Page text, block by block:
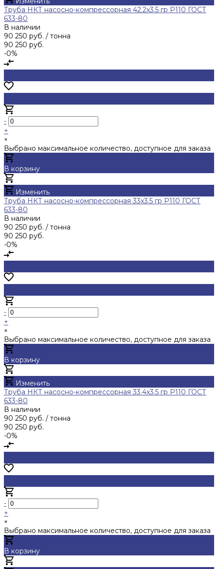
Труба НКТ насосно-компрессорная 42.2х3.5 гр Р110 ГОСТ
633-80
В наличии
90 250 руб. / тонна
90 250 руб.
-0%
-
+
×
Выбрано максимальное количество, доступное для заказа
В корзину
Изменить
Труба НКТ насосно-компрессорная 33х3.5 гр Р110 ГОСТ
633-80
В наличии
90 250 руб. / тонна
90 250 руб.
-0%
-
+
×
Выбрано максимальное количество, доступное для заказа
В корзину
Изменить
Труба НКТ насосно-компрессорная 33.4х3.5 гр Р110 ГОСТ
633-80
В наличии
90 250 руб. / тонна
90 250 руб.
-0%
-
+
×
Выбрано максимальное количество, доступное для заказа
В корзину